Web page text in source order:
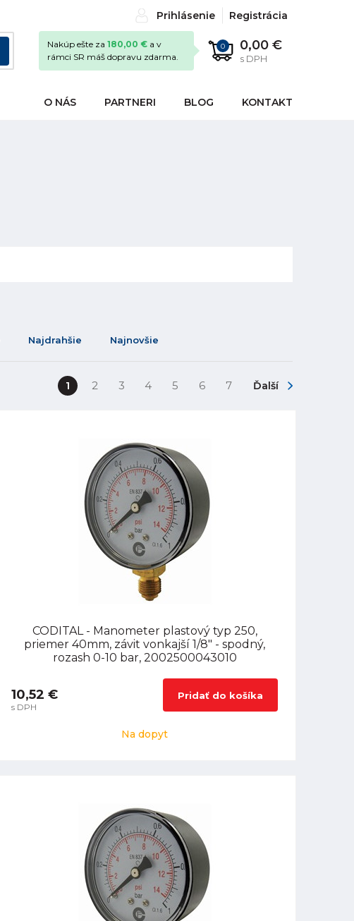
Prihlásenie Registrácia
0 0,00 €
s DPH
Nakúp ešte za 180,00 € a v
rámci SR máš dopravu zdarma.
O NÁS PARTNERI BLOG KONTAKT
Najdrahšie Najnovšie
1 2 3 4 5 6 7 Ďalší
CODITAL - Manometer plastový typ 250,
priemer 40mm, závit vonkajší 1/8" - spodný,
rozash 0-10 bar, 2002500043010
10,52 €
s DPH
Pridať do košíka
Na dopyt